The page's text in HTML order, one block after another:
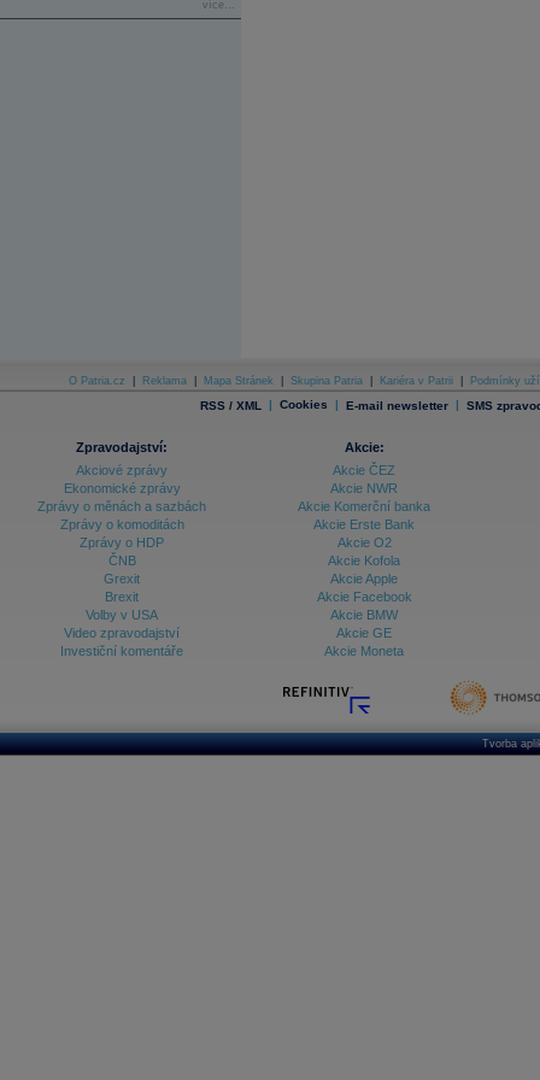
více...
O Patria.cz Reklama Mapa Stránek Skupina Patria Kariéra v Patrii Podmínky
RSS / XML | Cookies | E-mail newsletter | SMS
Zpravodajství:
Akciové zprávy
Ekonomické zprávy
Zprávy o měnách a sazbách
Zprávy o komoditách
Zprávy o HDP
ČNB
Grexit
Brexit
Volby v USA
Video zpravodajství
Investiční komentáře
Akcie:
Akcie ČEZ
Akcie NWR
Akcie Komerční banka
Akcie Erste Bank
Akcie O2
Akcie Kofola
Akcie Apple
Akcie Facebook
Akcie BMW
Akcie GE
Akcie Moneta
Tvorba